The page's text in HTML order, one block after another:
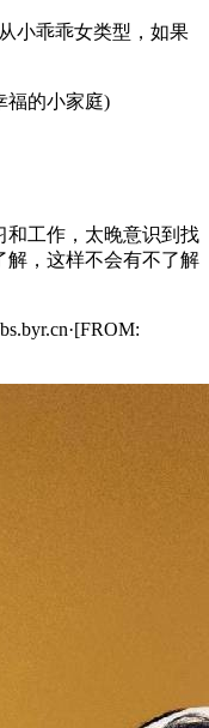
小乖乖女类型，如果
福的小家庭)
和工作，太晚意识到找
解，这样不会有不了解